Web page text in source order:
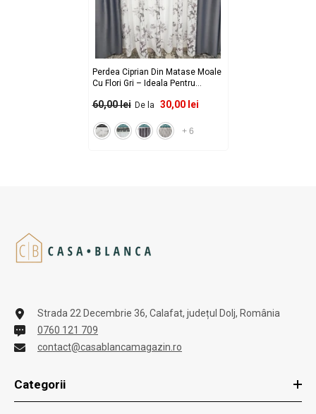
Perdea Ciprian Din Matase Moale
Cu Flori Gri – Ideala Pentru
Materialul - Fara Cusut
60,00 lei De la 30,00 lei
+ 6
Strada 22 Decembrie 36, Calafat, județul Dolj, România
0760 121 709
contact@casablancamagazin.ro
Categorii